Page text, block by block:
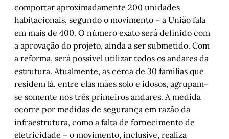
comportar aproximadamente 200 unidades
habitacionais, segundo o movimento – a União fala
em mais de 400. O número exato será definido com
a aprovação do projeto, ainda a ser submetido. Com
a reforma, será possível utilizar todos os andares da
estrutura. Atualmente, as cerca de 30 famílias que
residem lá, entre elas mães solo e idosos, agrupam-
se somente nos três primeiros andares. A medida
ocorre por medidas de segurança em razão da
infraestrutura, como a falta de fornecimento de
eletricidade – o movimento, inclusive, realiza